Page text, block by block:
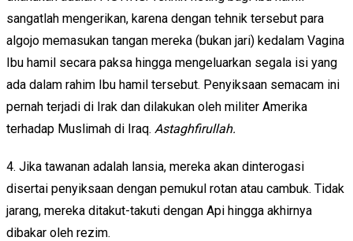
sangatlah mengerikan, karena dengan tehnik tersebut para
algojo memasukan tangan mereka (bukan jari) kedalam Vagina
Ibu hamil secara paksa hingga mengeluarkan segala isi yang
ada dalam rahim Ibu hamil tersebut. Penyiksaan semacam ini
pernah terjadi di Irak dan dilakukan oleh militer Amerika
terhadap Muslimah di Iraq. Astaghfirullah.
4. Jika tawanan adalah lansia, mereka akan dinterogasi
disertai penyiksaan dengan pemukul rotan atau cambuk. Tidak
jarang, mereka ditakut-takuti dengan Api hingga akhirnya
dibakar oleh rezim.